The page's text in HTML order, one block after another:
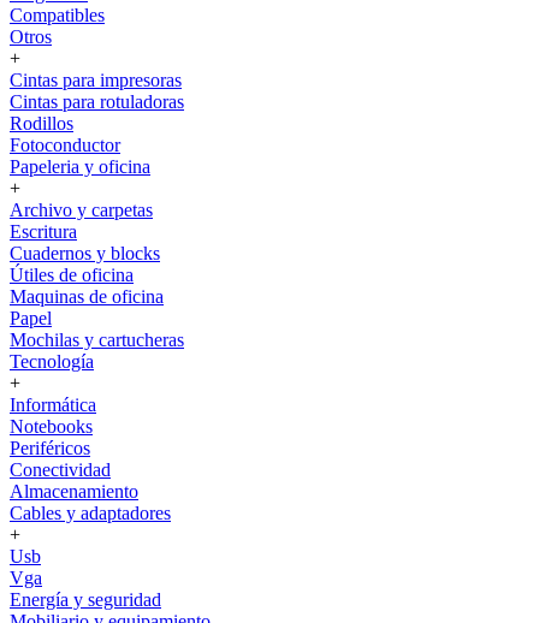
Compatibles
Otros
+
Cintas para impresoras
Cintas para rotuladoras
Rodillos
Fotoconductor
Papeleria y oficina
+
Archivo y carpetas
Escritura
Cuadernos y blocks
Útiles de oficina
Maquinas de oficina
Papel
Mochilas y cartucheras
Tecnología
+
Informática
Notebooks
Periféricos
Conectividad
Almacenamiento
Cables y adaptadores
+
Usb
Vga
Energía y seguridad